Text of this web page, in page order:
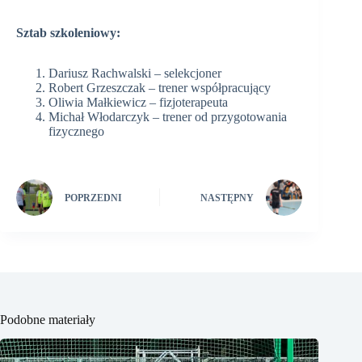
Sztab szkoleniowy:
Dariusz Rachwalski – selekcjoner
Robert Grzeszczak – trener współpracujący
Oliwia Małkiewicz – fizjoterapeuta
Michał Włodarczyk – trener od przygotowania
fizycznego
POPRZEDNI NASTĘPNY
Podobne materiały